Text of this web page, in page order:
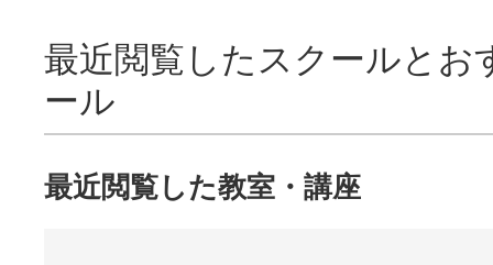
最近閲覧したスクールとお
ール
最近閲覧した教室・講座